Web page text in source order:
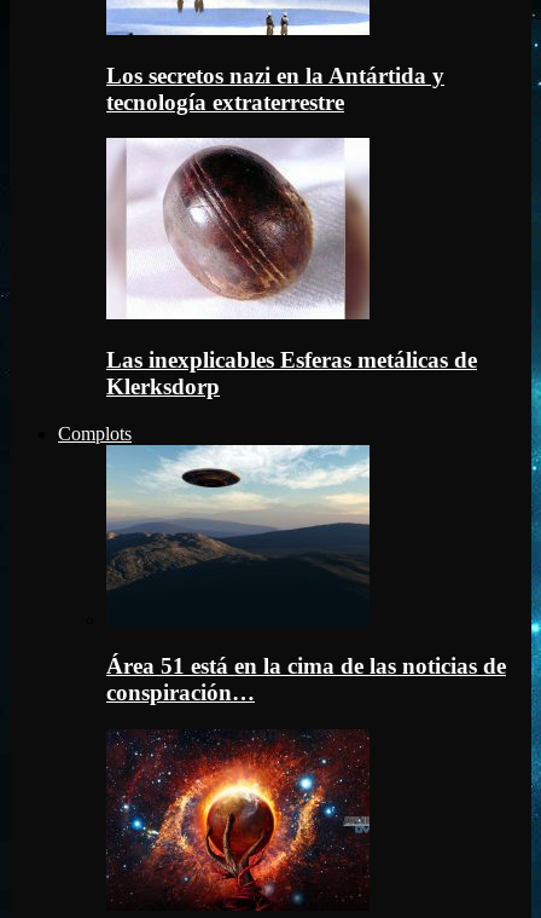
Los secretos nazi en la Antártida y
tecnología extraterrestre
Las inexplicables Esferas metálicas de
Klerksdorp
Complots
Área 51 está en la cima de las noticias de
conspiración…